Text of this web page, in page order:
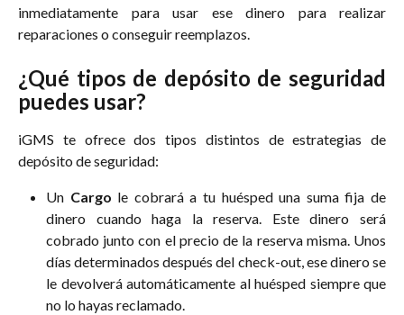
inmediatamente para usar ese dinero para realizar
reparaciones o conseguir reemplazos.
¿Qué tipos de depósito de seguridad
puedes usar?
iGMS te ofrece dos tipos distintos de estrategias de
depósito de seguridad:
Un Cargo le cobrará a tu huésped una suma fija de
dinero cuando haga la reserva. Este dinero será
cobrado junto con el precio de la reserva misma. Unos
días determinados después del check-out, ese dinero se
le devolverá automáticamente al huésped siempre que
no lo hayas reclamado.